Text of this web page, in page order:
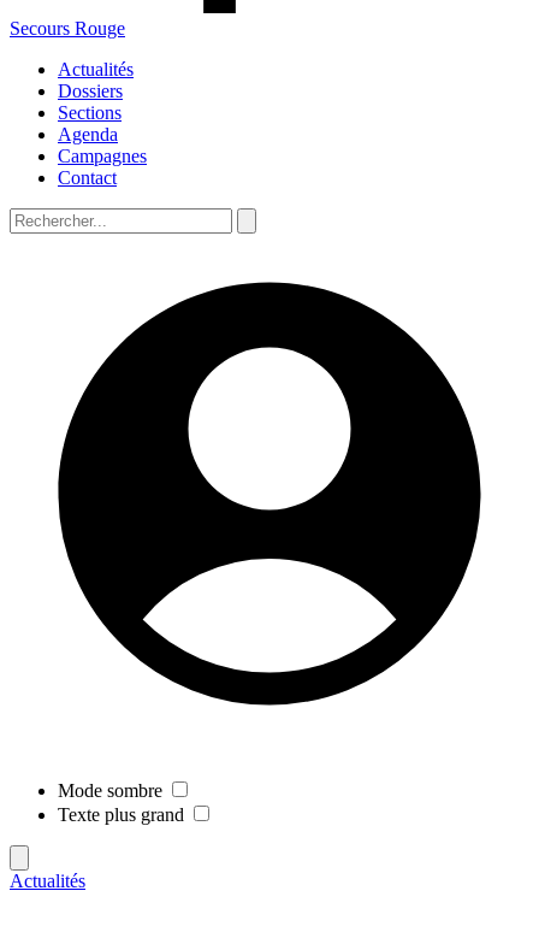
Secours Rouge
Actualités
Dossiers
Sections
Agenda
Campagnes
Contact
Mode sombre
Texte plus grand
Actualités